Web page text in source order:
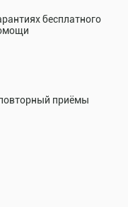
бесплатного
приёмы